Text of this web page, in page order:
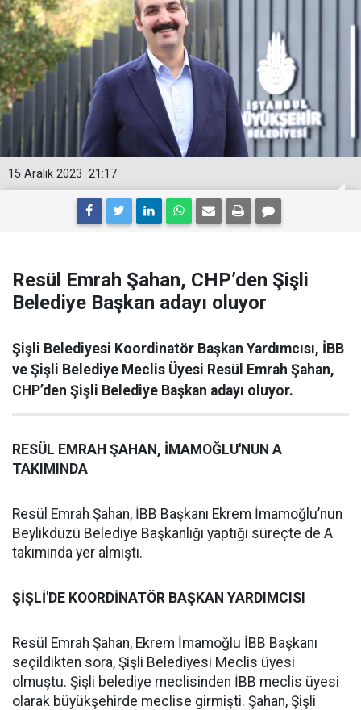
21:17
15 Aralık 2023
Resül Emrah Şahan, CHP’den Şişli
Belediye Başkan adayı oluyor
Şişli Belediyesi Koordinatör Başkan Yardımcısı, İBB
ve Şişli Belediye Meclis Üyesi Resül Emrah Şahan,
CHP’den Şişli Belediye Başkan adayı oluyor.
RESÜL EMRAH ŞAHAN, İMAMOĞLU'NUN A
TAKIMINDA
Resül Emrah Şahan, İBB Başkanı Ekrem İmamoğlu’nun
Beylikdüzü Belediye Başkanlığı yaptığı süreçte de A
takımında yer almıştı.
ŞİŞLİ'DE KOORDİNATÖR BAŞKAN YARDIMCISI
Resül Emrah Şahan, Ekrem İmamoğlu İBB Başkanı
seçildikten sora, Şişli Belediyesi Meclis üyesi
olmuştu. Şişli belediye meclisinden İBB meclis üyesi
olarak büyükşehirde meclise girmişti. Şahan, Şişli